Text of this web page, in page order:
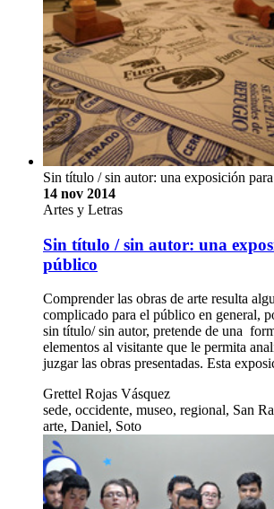
Sin título / sin autor: una exposición
14 nov 2014
Artes y Letras
Sin título / sin autor: una
público
Comprender las obras de arte resulta
complicado para el público en general,
sin título/ sin autor, pretende de una
elementos al visitante que le permita
juzgar las obras presentadas. Esta
Grettel Rojas Vásquez
sede, occidente, museo, regional, San
arte, Daniel, Soto